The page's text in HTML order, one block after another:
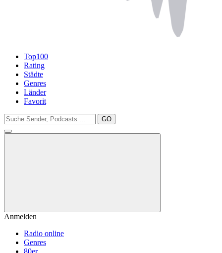
Top100
Rating
Städte
Genres
Länder
Favorit
GO
Anmelden
Radio online
Genres
80er